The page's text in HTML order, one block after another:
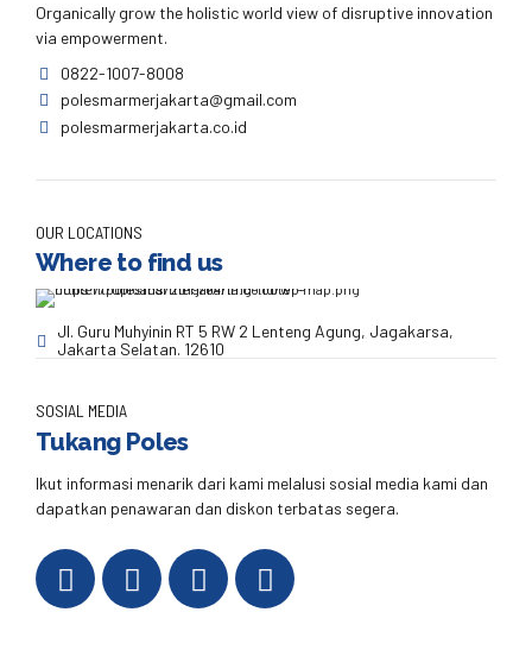
Organically grow the holistic world view of disruptive innovation
via empowerment.
0822-1007-8008
polesmarmerjakarta@gmail.com
polesmarmerjakarta.co.id
OUR LOCATIONS
Where to find us
Jl. Guru Muhyinin RT 5 RW 2 Lenteng Agung, Jagakarsa,
Jakarta Selatan. 12610
SOSIAL MEDIA
Tukang Poles
Ikut informasi menarik dari kami melalusi sosial media kami dan
dapatkan penawaran dan diskon terbatas segera.